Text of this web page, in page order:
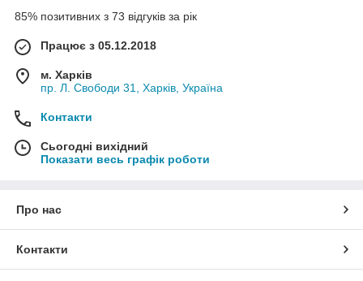
85% позитивних з 73 відгуків за рік
Працює з 05.12.2018
м. Харків
пр. Л. Свободи 31, Харків, Україна
Контакти
Сьогодні вихідний
Показати весь графік роботи
Про нас
Контакти